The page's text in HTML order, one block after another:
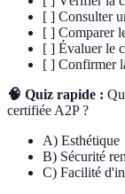
[ ] Consulter
[ ] Comparer
[ ] Évaluer le
[ ] Confirmer
🧠 Quiz rapide :
certifiée A2P ?
A) Esthétique
B) Sécurité
C) Facilité